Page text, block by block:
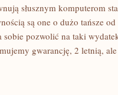
słusznym komputerom
są one o dużo tańsze
pozwolić na taki
gwarancję, 2 letnią,